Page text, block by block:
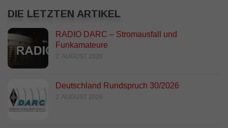
DIE LETZTEN ARTIKEL
RADIO DARC – Stromausfall und
Funkamateure
2. AUGUST 2026
Deutschland Rundspruch 30/2026
2. AUGUST 2026